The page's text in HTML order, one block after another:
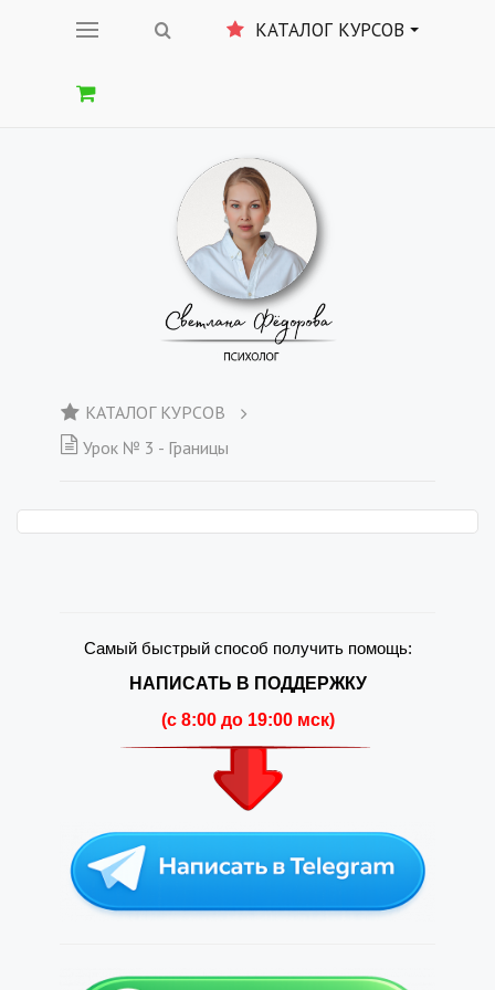
КАТАЛОГ КУРСОВ
КАТАЛОГ КУРСОВ
Урок № 3 - Границы
Самый быстрый способ получить помощь:
НАПИСАТЬ В ПОДДЕРЖКУ
(c 8:00 до 19:00 мск)